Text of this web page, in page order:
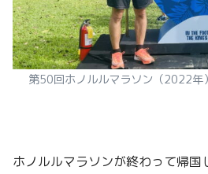
第50回ホノルルマラソン（2022年
ホノルルマラソンが終わって帰